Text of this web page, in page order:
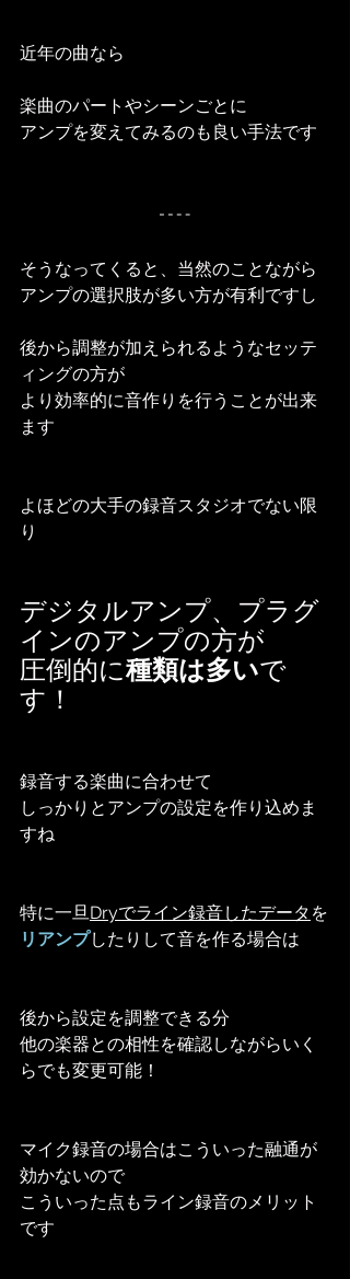
近年の曲なら
楽曲のパートやシーンごとに
アンプを変えてみるのも良い手法です
そうなってくると、当然のことながら
アンプの選択肢が多い方が有利ですし
後から調整が加えられるようなセッテ
ィングの方が
より効率的に音作りを行うことが出来
ます
よほどの大手の録音スタジオでない限
り
デジタルアンプ、プラグ
インのアンプの方が
圧倒的に種類は多いで
す！
録音する楽曲に合わせて
しっかりとアンプの設定を作り込めま
すね
特に一旦Dryでライン録音したデータ を
リアンプしたりして音を作る場合は
後から設定を調整できる分
他の楽器との相性を確認しながらいく
らでも変更可能！
マイク録音の場合はこういった融通が
効かないので
こういった点もライン録音のメリット
です